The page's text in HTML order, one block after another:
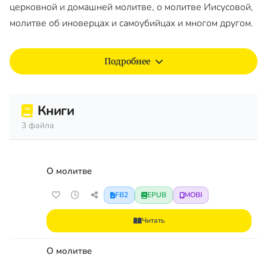
церковной и домашней молитве, о молитве Иисусовой,
молитве об иноверцах и самоубийцах и многом другом.
Подробнее
Книги
3 файла
О молитве
FB2 EPUB MOBI
Читать
О молитве